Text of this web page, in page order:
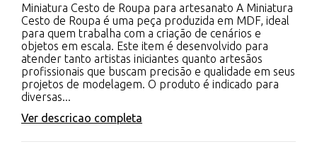
Miniatura Cesto de Roupa para artesanato A Miniatura
Cesto de Roupa é uma peça produzida em MDF, ideal
para quem trabalha com a criação de cenários e
objetos em escala. Este item é desenvolvido para
atender tanto artistas iniciantes quanto artesãos
profissionais que buscam precisão e qualidade em seus
projetos de modelagem. O produto é indicado para
diversas...
Ver descricao completa